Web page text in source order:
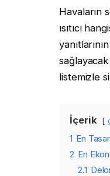
Havaların
ısıtıcı
listemizle
İçerik
1 En
2 En
2.1